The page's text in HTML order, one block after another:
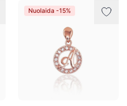
Nuolaida -15%